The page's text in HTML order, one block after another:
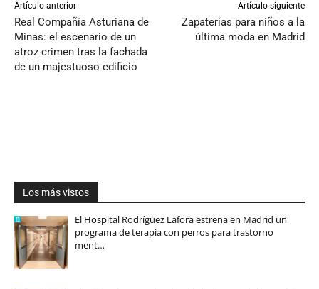
Artículo anterior
Real Compañía Asturiana de
Minas: el escenario de un
atroz crimen tras la fachada
de un majestuoso edificio
Artículo siguiente
Zapaterías para niños a la
última moda en Madrid
Los más vistos
El Hospital Rodríguez Lafora estrena en Madrid un
programa de terapia con perros para trastorno
ment…